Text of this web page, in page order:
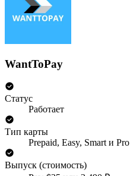
WantToPay
Статус
Работает
Тип карты
Prepaid, Easy, Smart и Pro
Выпуск (стоимость)